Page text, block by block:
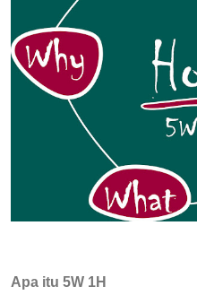
Apa itu 5W 1H